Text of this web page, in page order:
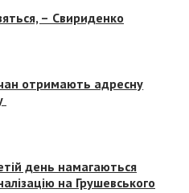
– Свириденко
отримають адресну
день намагаються
на Грушевського